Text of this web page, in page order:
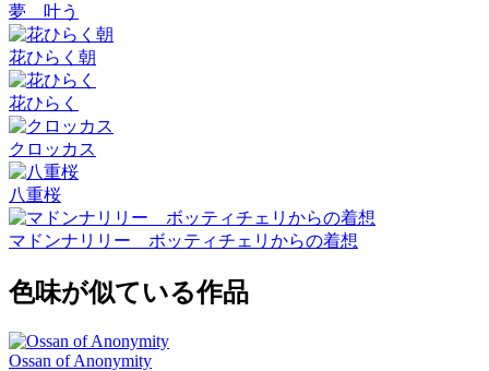
夢 叶う
花ひらく朝
花ひらく
クロッカス
八重桜
マドンナリリー ボッティチェリからの着想
色味が似ている作品
Ossan of Anonymity